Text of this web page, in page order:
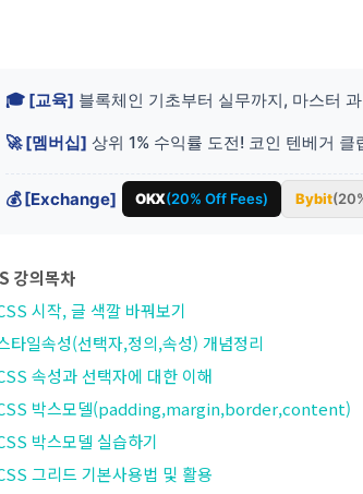
🎓 [교육] 블록체인 기초부터 실무까지, 마스터
🚀 [멤버십] 상위 1% 수익률 도전! 코인 텐베거
💰 [Exchange] OKX(20% Off Fees) Bybit
강의목차
시작, 글 색깔 바꿔보기
타일속성(선택자,정의,속성) 개념정리
속성과 선택자에 대한 이해
박스모델(padding,margin,border,content)
박스모델 실습하기
그리드 기본사용법 및 활용